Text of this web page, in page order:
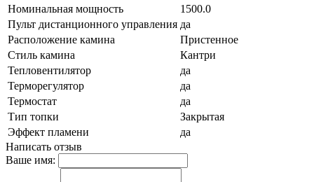
Номинальная мощность
1500.0
Пульт дистанционного управления да
Расположение камина
Пристенное
Стиль камина
Кантри
Тепловентилятор
да
Терморегулятор
да
Термостат
да
Тип топки
Закрытая
Эффект пламени
да
Написать отзыв
Ваше имя: